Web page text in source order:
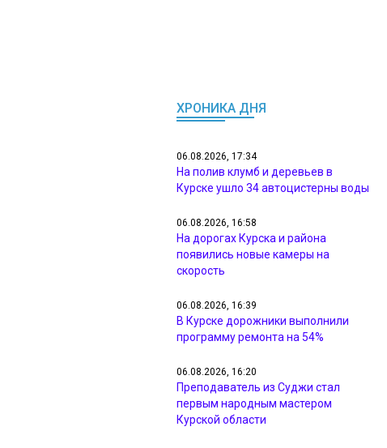
ХРОНИКА ДНЯ
06.08.2026, 17:34
На полив клумб и деревьев в
Курске ушло 34 автоцистерны воды
06.08.2026, 16:58
На дорогах Курска и района
появились новые камеры на
скорость
06.08.2026, 16:39
В Курске дорожники выполнили
программу ремонта на 54%
06.08.2026, 16:20
Преподаватель из Суджи стал
первым народным мастером
Курской области